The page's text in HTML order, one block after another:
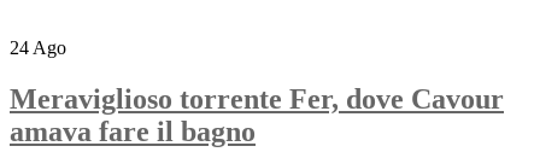
24 Ago
Meraviglioso torrente Fer, dove Cavour
amava fare il bagno